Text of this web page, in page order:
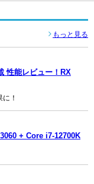
もっと見る
性能レビュー！RX
！
+ Core i7-12700K